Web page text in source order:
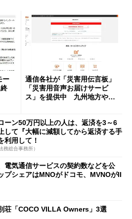
ー
通信各社が「災害用伝言板」
「災害用音声お届けサービ
ス」を提供中 九州地方や広
ーン50万円以上の人は、返済を3～6
して『大幅に減額してから返済する手
利用して！
務総合事務所）
電気通信サービスの契約数などを公
シェアはMNOがドコモ、MVNOがII
荘「COCO VILLA Owners」3選